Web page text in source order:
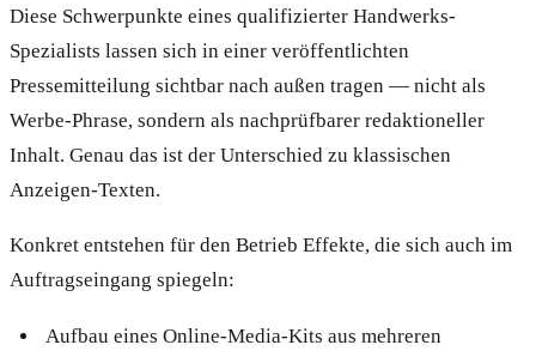
Diese Schwerpunkte eines qualifizierter Handwerks-
Spezialists lassen sich in einer veröffentlichten
Pressemitteilung sichtbar nach außen tragen — nicht als
Werbe-Phrase, sondern als nachprüfbarer redaktioneller
Inhalt. Genau das ist der Unterschied zu klassischen
Anzeigen-Texten.
Konkret entstehen für den Betrieb Effekte, die sich auch im
Auftragseingang spiegeln:
Aufbau eines Online-Media-Kits aus mehreren